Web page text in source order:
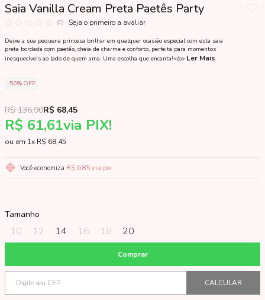
Saia Vanilla Cream Preta Paetês Party
(0) Seja o primeiro a avaliar
Deixe a sua pequena princesa brilhar em qualquer ocasião especial com esta saia
preta bordada com paetês, cheia de charme e conforto, perfeita para momentos
inesquecíveis ao lado de quem ama. Uma escolha que encanta!</p> Ler Mais
50% OFF
R$ 61,61via PIX!
R$ 136,90R$ 68,45
1x R$ 68,45
Você economiza R$ 6,85 via pix
Tamanho
10 12 14 16 18 20